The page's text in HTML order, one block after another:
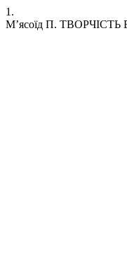
1.
М’ясоїд П.